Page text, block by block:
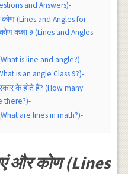
and Answers)-
कोण (Lines and Angles for
कक्षा 9 (Lines and Angles
is line and angle?)-
is an angle Class 9?)-
के होते हैं? (How many
there?)-
are lines in math?)-
और कोण (Lines